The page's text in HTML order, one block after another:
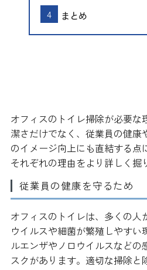
まとめ
オフィスのトイレ掃除が必要な
潔さだけでなく、従業員の健康
のイメージ向上にも直結する点
それぞれの理由をより詳しく掘
従業員の健康を守るため
オフィスのトイレは、多くの人
ウイルスや細菌が繁殖しやすい
ルエンザやノロウイルスなどの
スクがあります。適切な掃除と